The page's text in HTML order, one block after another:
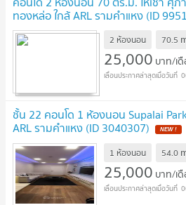
ทองหล่อ ใกล้ ARL รามคำแหง (ID
2 ห้องนอน 70.5
25,000 บาท/เ
ชั้น 22 คอนโด 1 ห้องนอน Supalai
ARL รามคำแหง (ID 3040307)
1 ห้องนอน 54.0
25,000 บาท/เ